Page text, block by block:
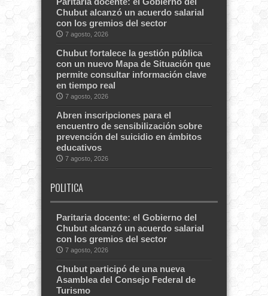
Chubut alcanzó un acuerdo salarial
con los gremios del sector
7 agosto, 2026
Chubut fortalece la gestión pública
con un nuevo Mapa de Situación que
permite consultar información clave
en tiempo real
7 agosto, 2026
Abren inscripciones para el
encuentro de sensibilización sobre
prevención del suicidio en ámbitos
educativos
7 agosto, 2026
POLITICA
Paritaria docente: el Gobierno del
Chubut alcanzó un acuerdo salarial
con los gremios del sector
7 agosto, 2026
Chubut participó de una nueva
Asamblea del Consejo Federal de
Turismo